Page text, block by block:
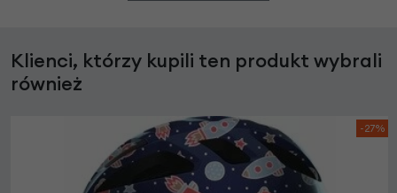
Klienci, którzy kupili ten produkt wybrali
również
-27%